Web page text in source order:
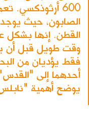
600
الصابون، حيث
القطن. إنها بشكل
وقت طويل قبل أن
فقط يؤديان من
أحدهما إلى
يوضح أهمية